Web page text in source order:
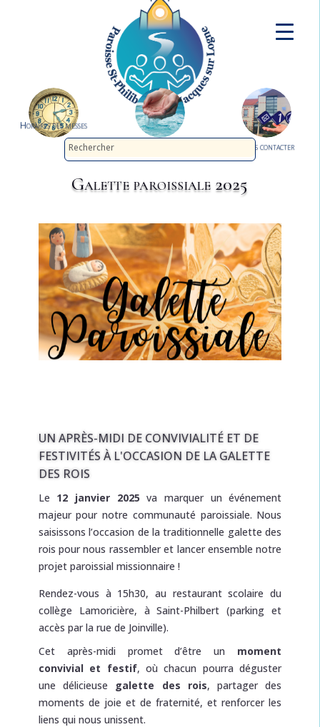
Horaires des messes
Nous contacter
Galette paroissiale 2025
UN APRÈS-MIDI DE CONVIVIALITÉ ET DE
FESTIVITÉS À L'OCCASION DE LA GALETTE
DES ROIS
Le 12 janvier 2025 va marquer un événement
majeur pour notre communauté paroissiale. Nous
saisissons l’occasion de la traditionnelle galette des
rois pour nous rassembler et lancer ensemble notre
projet paroissial missionnaire !
Rendez-vous à 15h30, au restaurant scolaire du
collège Lamoricière, à Saint-Philbert (parking et
accès par la rue de Joinville).
Cet après-midi promet d’être un moment
convivial et festif, où chacun pourra déguster
une délicieuse galette des rois, partager des
moments de joie et de fraternité, et renforcer les
liens qui nous unissent.